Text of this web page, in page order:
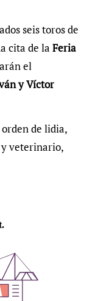
cita de la Feria
el
y Víctor
de lidia,
veterinario,